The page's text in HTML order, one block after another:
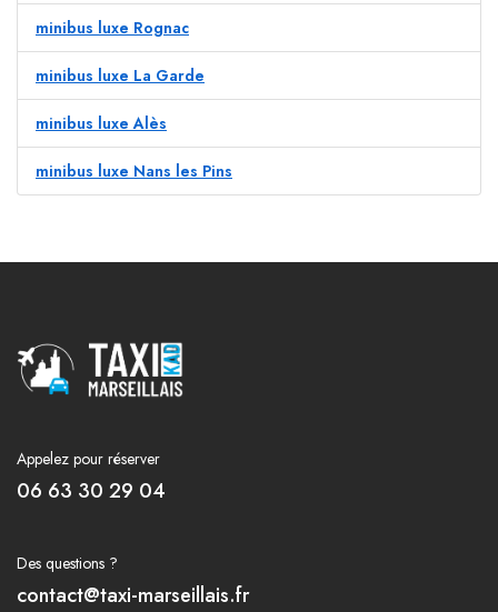
minibus luxe Rognac
minibus luxe La Garde
minibus luxe Alès
minibus luxe Nans les Pins
Appelez pour réserver
06 63 30 29 04
Des questions ?
contact@taxi-marseillais.fr